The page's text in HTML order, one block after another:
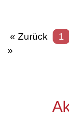
« Zurück 1
»